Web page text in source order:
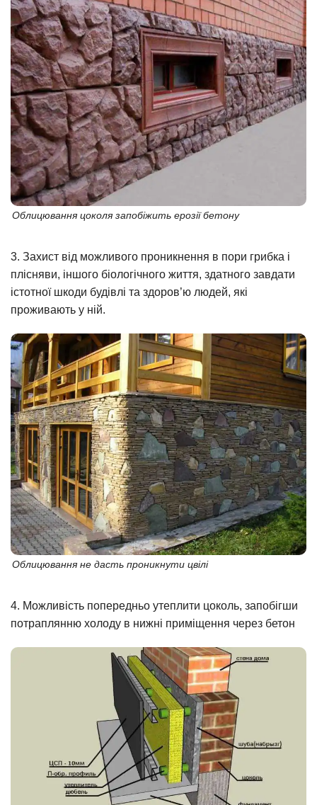
Облицювання цоколя запобіжить ерозії бетону
3. Захист від можливого проникнення в пори грибка і
плісняви, іншого біологічного життя, здатного завдати
істотної шкоди будівлі та здоров’ю людей, які
проживають у ній.
Облицювання не дасть проникнути цвілі
4. Можливість попередньо утеплити цоколь, запобігши
потраплянню холоду в нижні приміщення через бетон